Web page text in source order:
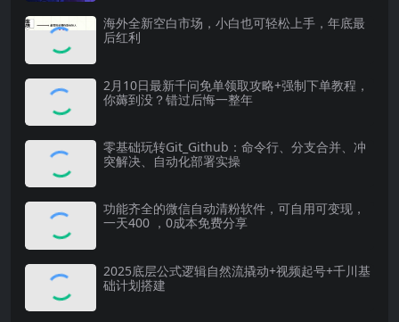
海外全新空白市场，小白也可轻松上手，年底最
后红利
2月10日最新千问免单领取攻略+强制下单教程，
你薅到没？错过后悔一整年
零基础玩转Git_Github：命令行、分支合并、冲
突解决、自动化部署实操
功能齐全的微信自动清粉软件，可自用可变现，
一天400 ，0成本免费分享
2025底层公式逻辑自然流撬动+视频起号+千川基
础计划搭建